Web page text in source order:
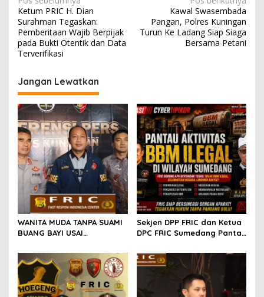
pos
Ketum PRIC H. Dian
Surahman Tegaskan:
Pemberitaan Wajib Berpijak
pada Bukti Otentik dan Data
Terverifikasi
Kawal Swasembada
Pangan, Polres Kuningan
Turun Ke Ladang Siap Siaga
Bersama Petani
Jangan Lewatkan
WANITA MUDA TANPA SUAMI
BUANG BAYI USAI
Sekjen DPP FRIC dan Ketua
DPC FRIC Sumedang Pantau
Ilegal di Wilayah
Sumedang, Minta APH
Bertindak Tegas